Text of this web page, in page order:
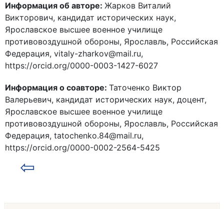
Информация об авторе: Жарков Виталий
Викторович, кандидат исторических наук,
Ярославское высшее военное училище
противовоздушной обороны, Ярославль, Российская
Федерация, vitaly-zharkov@mail.ru,
https://orcid.org/0000-0003-1427-6027
Информация о соавторе: Таточенко Виктор
Валерьевич, кандидат исторических наук, доцент,
Ярославское высшее военное училище
противовоздушной обороны, Ярославль, Российская
Федерация, tatochenko.84@mail.ru,
https://orcid.org/0000-0002-2564-5425
⇦